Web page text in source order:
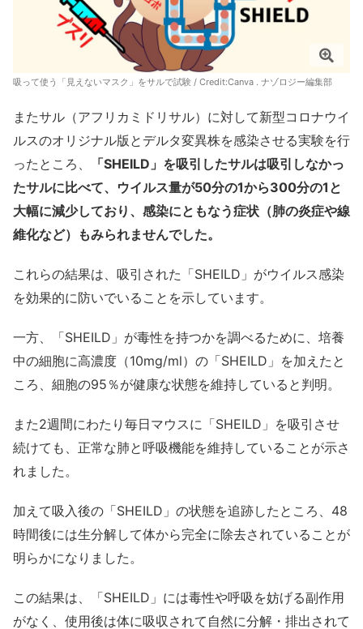
吸って使う「見えないマスク」をサルで試験 / Credit:Canva . ナゾロジー編集部
またサル（アフリカミドリサル）に対して新型コロナウイ
ルスのオリジナル版とデルタ変異株を感染させる実験を行
ったところ、
「SHEILD」を吸引したサルは吸引しなかっ
たサルに比べて、ウイルス量が50分の1から300分の1と
大幅に減少しており、感染にともなう症状（肺の炎症や線
維化など）もみられませんでした。
これらの結果は、吸引された「SHEILD」がウイルス感染
を効果的に防いでいることを示しています。
一方、「SHEILD」が毒性を持つかを調べるために、培養
中の細胞に高濃度（10mg/ml）の「SHEILD」を加えたと
ころ、細胞の95％が健康な状態を維持していると判明。
また2週間にわたり毎日マウスに「SHEILD」を吸引させ
続けても、正常な肺と呼吸機能を維持していることが示さ
れました。
加えて吸入後の「SHEILD」の状態を追跡したところ、48
時間後には生分解して体から完全に除去されていることが
明らかになりました。
この結果は、「SHEILD」には毒性や呼吸を妨げる副作用
がなく、使用後は体に吸収されて自然に分解・排出されて